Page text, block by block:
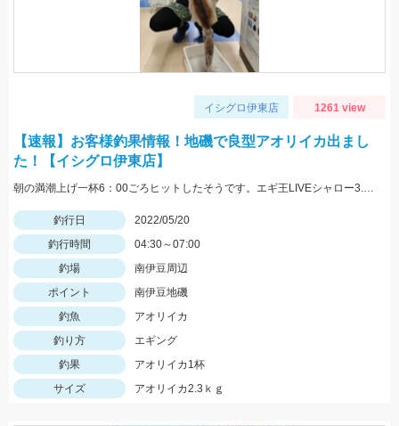
イシグロ伊東店 1261 view
【速報】お客様釣果情報！地磯で良型アオリイカ出まし
た！【イシグロ伊東店】
朝の満潮上げ一杯6：00ごろヒットしたそうです。エギ王LIVEシャロー3.5号ムラムラチェリーを使用。情報提供ありがとうございます！
釣行日
2022/05/20
釣行時間
04:30～07:00
釣場
南伊豆周辺
ポイント
南伊豆地磯
釣魚
アオリイカ
釣り方
エギング
釣果
アオリイカ1杯
サイズ
アオリイカ2.3ｋｇ